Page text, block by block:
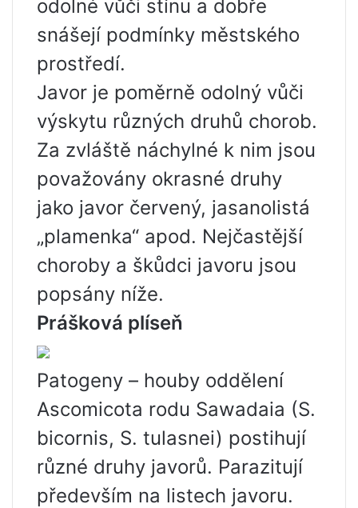
odolné vůči stínu a dobře
snášejí podmínky městského
prostředí.
Javor je poměrně odolný vůči
výskytu různých druhů chorob.
Za zvláště náchylné k nim jsou
považovány okrasné druhy
jako javor červený, jasanolistá
„plamenka“ apod. Nejčastější
choroby a škůdci javoru jsou
popsány níže.
Prášková plíseň
Patogeny – houby oddělení
Ascomicota rodu Sawadaia (S.
bicornis, S. tulasnei) postihují
různé druhy javorů. Parazitují
především na listech javoru.